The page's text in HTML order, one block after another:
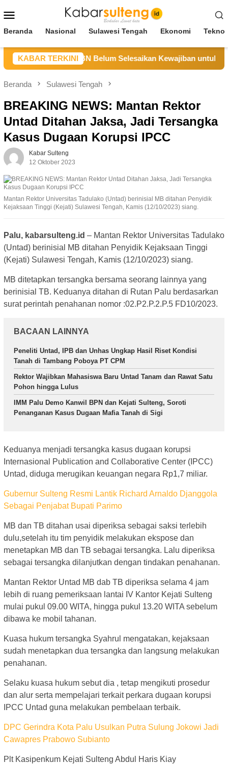
ke
Mobile
Beranda Nasional Sulawesi Tengah Ekonomi
KABAR TERKINI
Sebut CV BBN Belum Selesaikan Kewajiban untuk
Beranda Sulawesi Tengah
BREAKING NEWS: Mantan Rektor
Untad Ditahan Jaksa, Jadi Tersangka
Kasus Dugaan Korupsi IPCC
Kabar Sulteng
12 Oktober 2023
Mantan Rektor Universitas Tadulako (Untad) berinisial MB ditahan Penyidik
Kejaksaan Tinggi (Kejati) Sulawesi Tengah, Kamis (12/10/2023) siang.
Palu, kabarsulteng.id – Mantan Rektor Universitas Tadulako
(Untad) berinisial MB ditahan Penyidik Kejaksaan Tinggi
(Kejati) Sulawesi Tengah, Kamis (12/10/2023) siang.
MB ditetapkan tersangka bersama seorang lainnya yang
berinisial TB. Keduanya ditahan di Rutan Palu berdasarkan
surat perintah penahanan nomor :02.P2.P.2.P.5 FD10/2023.
BACAAN LAINNYA
Peneliti Untad, IPB dan Unhas Ungkap Hasil Riset Kondisi
Tanah di Tambang Poboya PT CPM
Rektor Wajibkan Mahasiswa Baru Untad Tanam dan Rawat Satu
Pohon hingga Lulus
IMM Palu Demo Kanwil BPN dan Kejati Sulteng, Soroti
Penanganan Kasus Dugaan Mafia Tanah di Sigi
Keduanya menjadi tersangka kasus dugaan korupsi
Internasional Publication and Collaborative Center (IPCC)
Untad, diduga merugikan keuangan negara Rp1,7 miliar.
Gubernur Sulteng Resmi Lantik Richard Arnaldo Djanggola
Sebagai Penjabat Bupati Parimo
MB dan TB ditahan usai diperiksa sebagai saksi terlebih
dulu,setelah itu tim penyidik melakukan ekspose dan
menetapkan MB dan TB sebagai tersangka. Lalu diperiksa
sebagai tersangka dilanjutkan dengan tindakan penahanan.
Mantan Rektor Untad MB dab TB diperiksa selama 4 jam
lebih di ruang pemeriksaan lantai IV Kantor Kejati Sulteng
mulai pukul 09.00 WITA, hingga pukul 13.20 WITA sebelum
dibawa ke mobil tahanan.
Kuasa hukum tersangka Syahrul mengatakan, kejaksaan
sudah menetapkan dua tersangka dan langsung melakukan
penahanan.
Selaku kuasa hukum sebut dia , tetap mengikuti prosedur
dan alur serta mempelajari terkait perkara dugaan korupsi
IPCC Untad guna melakukan pembelaan terbaik.
DPC Gerindra Kota Palu Usulkan Putra Sulung Jokowi Jadi
Cawapres Prabowo Subianto
Plt Kasipenkum Kejati Sulteng Abdul Haris Kiay